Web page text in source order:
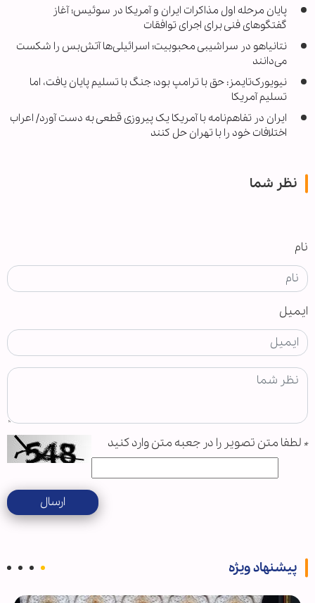
پایان مرحله اول مذاکرات ایران و آمریکا در سوئیس؛ آغاز
گفتگوهای فنی برای اجرای توافقات
نتانیاهو در سراشیبی محبوبیت؛ اسرائیلی‌ها آتش‌بس را شکست
می‌دانند
نیویورک‌تایمز: حق با ترامپ بود؛ جنگ با تسلیم پایان یافت، اما
تسلیم آمریکا
ایران در تفاهم‌نامه با آمریکا یک پیروزی قطعی به دست آورد/ اعراب
اختلافات خود را با تهران حل کنند
نظر شما
نام
ایمیل
* لطفا متن تصویر را در جعبه متن وارد کنید
ارسال
پیشنهاد ویژه